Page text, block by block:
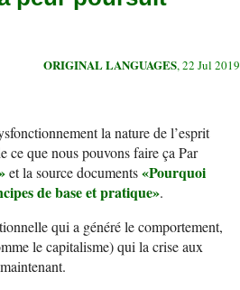
ORIGINAL LANGUAGES, 22 Jul 2019
la nature de l’esprit
ce que nous pouvons faire ça Par
et la source documents«Pourquoi
de base et pratique».
qui a généré le comportement,
le capitalisme) qui la crise aux